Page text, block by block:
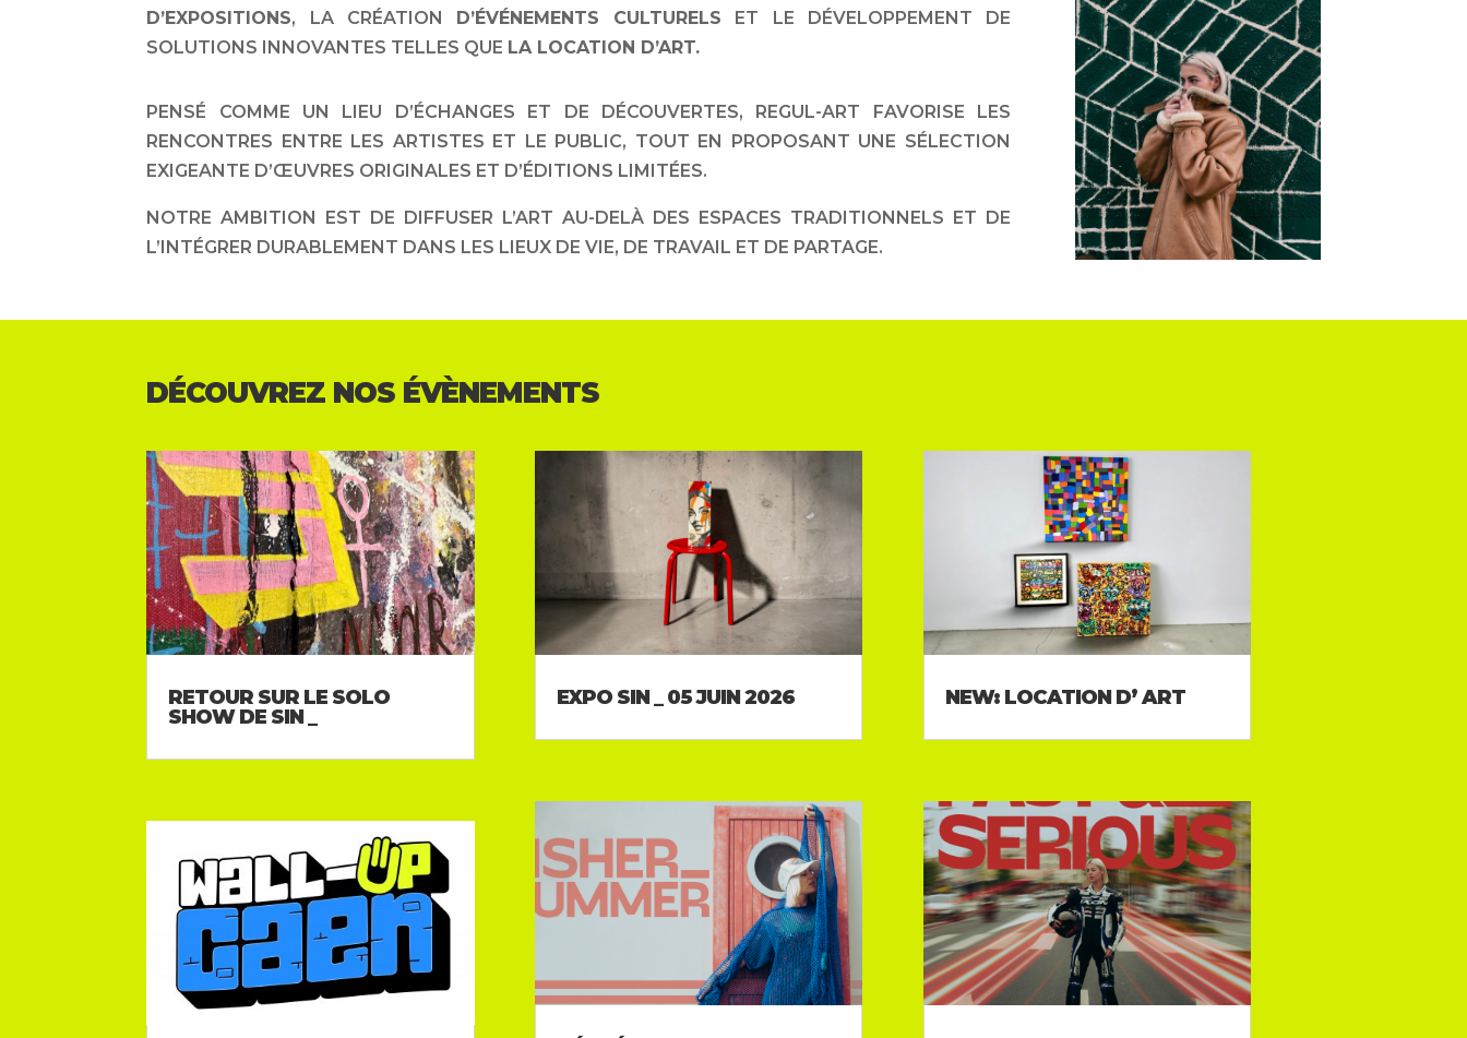
D’EXPOSITIONS, LA CRÉATION D’ÉVÉNEMENTS CULTURELS ET LE DÉVELOPPEMENT DE
SOLUTIONS INNOVANTES TELLES QUE LA LOCATION D’ART.
PENSÉ COMME UN LIEU D’ÉCHANGES ET DE DÉCOUVERTES, REGUL-ART FAVORISE LES
RENCONTRES ENTRE LES ARTISTES ET LE PUBLIC, TOUT EN PROPOSANT UNE SÉLECTION
EXIGEANTE D’ŒUVRES ORIGINALES ET D’ÉDITIONS LIMITÉES.
NOTRE AMBITION EST DE DIFFUSER L’ART AU-DELÀ DES ESPACES TRADITIONNELS ET DE
L’INTÉGRER DURABLEMENT DANS LES LIEUX DE VIE, DE TRAVAIL ET DE PARTAGE.
DÉCOUVREZ NOS ÉVÈNEMENTS
RETOUR SUR LE SOLO
SHOW DE SIN _
EXPO SIN _ 05 JUIN 2026 NEW: LOCATION D’ ART